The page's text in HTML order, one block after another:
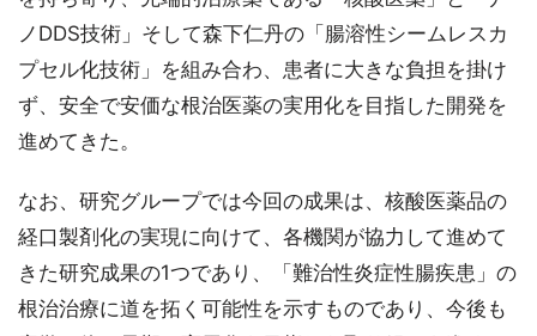
ノDDS技術」そして森下仁丹の「腸溶性シームレスカ
プセル化技術」を組み合わ、患者に大きな負担を掛け
ず、安全で安価な根治医薬の実用化を目指した開発を
進めてきた。
なお、研究グループでは今回の成果は、核酸医薬品の
経口製剤化の実現に向けて、各機関が協力して進めて
きた研究成果の1つであり、「難治性炎症性腸疾患」の
根治治療に道を拓く可能性を示すものであり、今後も